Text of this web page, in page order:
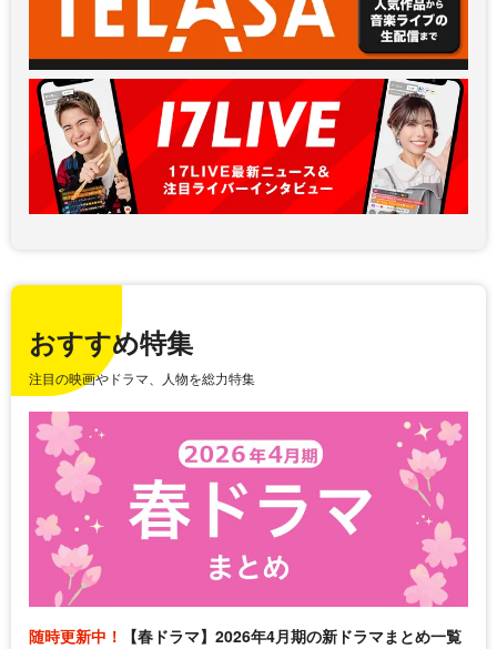
おすすめ特集
注目の映画やドラマ、人物を総力特集
随時更新中！ 【春ドラマ】2026年4月期の新ドラマまとめ一覧